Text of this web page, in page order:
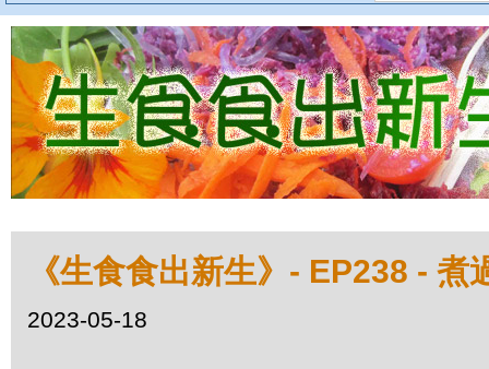
《生食食出新生》- EP238 -
2023-05-18